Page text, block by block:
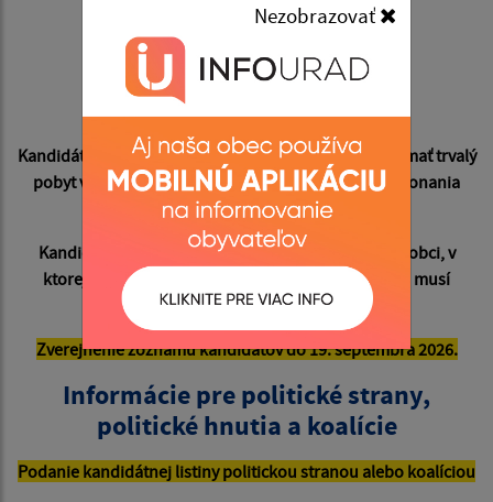
Nezobrazovať
2 001 – 20 000 200
20 001 – 100 000 500
Nad 100 000 1 000
Kandidát na poslanca obecného zastupiteľstva musí mať trvalý
pobyt v obci, v ktorej kandiduje a najneskôr v deň konania
volieb musí dovŕšiť 18 rokov veku.
Kandidát na starostu obce musí mať trvalý pobyt v obci, v
ktorej kandiduje a najneskôr v deň konania volieb musí
dovŕšiť 25 rokov veku.
Zverejnenie zoznamu kandidátov do 19. septembra 2026.
Informácie pre politické strany,
politické hnutia a koalície
Podanie kandidátnej listiny politickou stranou alebo koalíciou